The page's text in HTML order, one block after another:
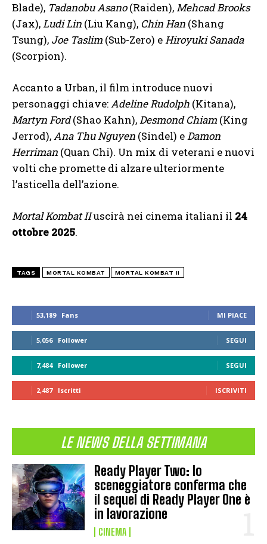
53,189 Fans MI PIACE
5,056 Follower SEGUI
7,484 Follower SEGUI
2,487 Iscritti ISCRIVITI
LE NEWS DELLA SETTIMANA
Ready Player Two: lo
sceneggiatore conferma che
il sequel di Ready Player One è
in lavorazione
CINEMA
Blade), Tadanobu Asano(Raiden),Mehcad Brooks
(Jax),Ludi Lin (Liu Kang), Chin Han (Shang
Tsung), Joe Taslim (Sub-Zero) eHiroyuki Sanada
(Scorpion).
Accanto a Urban, il film introduce nuovi
personaggi chiave:Adeline Rudolph (Kitana),
Martyn Ford(Shao Kahn),Desmond Chiam (King
Jerrod),Ana Thu Nguyen (Sindel) eDamon
Herriman (Quan Chi). Un mix di veterani e nuovi
volti che promette di alzare ulteriormente
l’asticella dell’azione.
Mortal Kombat IIuscirà nei cinema italiani il 24
ottobre 2025.
TAGS MORTAL KOMBAT MORTAL KOMBAT II